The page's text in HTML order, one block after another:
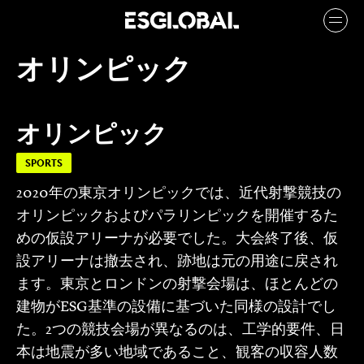
オリンピック
オリンピック
SPORTS
2020年の東京オリンピックでは、近代射撃競技の
オリンピックおよびパラリンピックを開催するた
めの仮設アリーナが必要でした。大会終了後、仮
設アリーナは撤去され、跡地は元の用途に戻され
ます。東京とロンドンの射撃会場は、ほとんどの
建物がESG基準の設備に基づいた同様の設計でし
た。2つの競技会場が異なるのは、工学的要件、日
本は地震が多い地域であること、観客の収容人数